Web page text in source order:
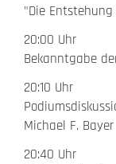
"Die
20:00 Uhr
Bekanntgabe
20:10 Uhr
Michael F. Bayer
20:40 Uhr